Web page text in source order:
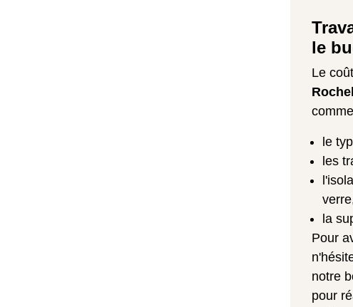
le
Le
le
les
la
Pour
notre
pour